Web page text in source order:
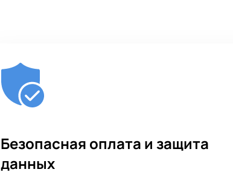
Безопасная оплата и защита
данных